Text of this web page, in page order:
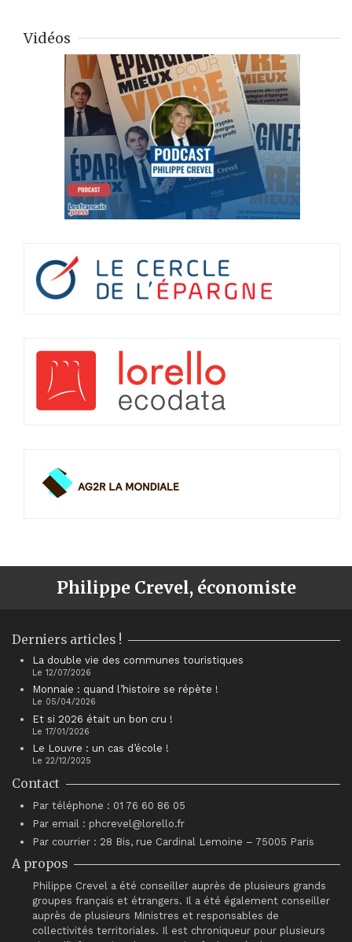
Vidéos
Philippe Crevel, économiste
Derniers articles !
La double vie des communes touristiques
Le 12/07/2026
Monnaie : quand l’histoire se répète !
Le 05/04/2026
Et si 2026 était un bon cru !
Le 17/01/2026
Le Louvre : un cas d’école !
Le 22/12/2025
Contact
Par téléphone : 01 76 60 86 05
Par email : phcrevel@lorello.fr
Par courrier : 28 Bis, rue Cardinal Lemoine – 75005 Paris
A propos
Philippe Crevel a été conseiller auprès de plusieurs grands
groupes français et étrangers. Il a été également conseiller
auprès de plusieurs Ministres et responsables de
collectivités territoriales. Il est chroniqueur pour plusieurs